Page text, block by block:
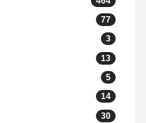
77
3
13
5
14
30